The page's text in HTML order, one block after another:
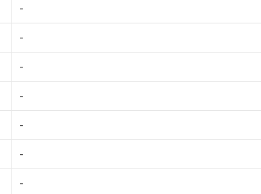
-
-
-
-
-
-
-
ご利用条件